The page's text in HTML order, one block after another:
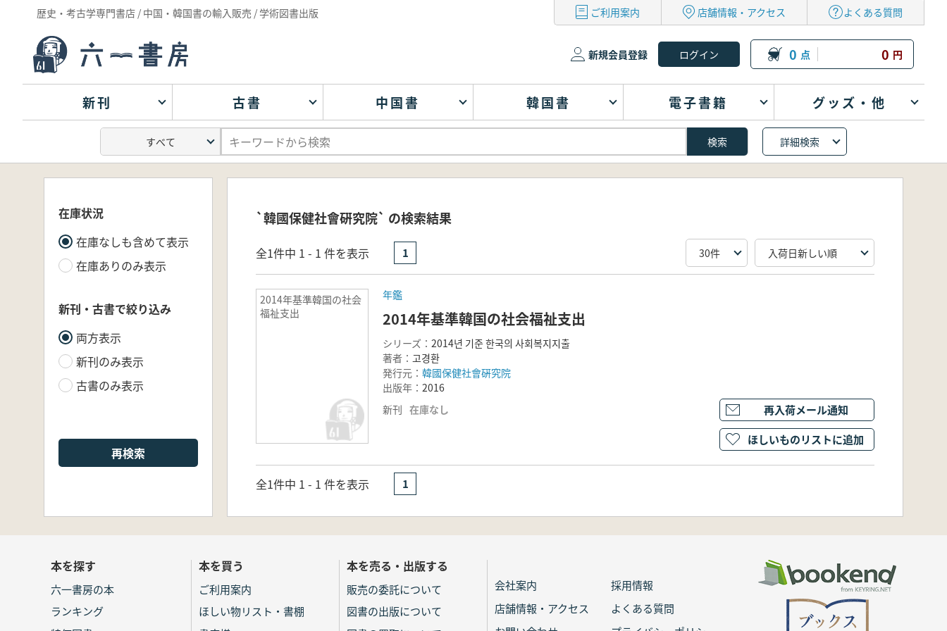
歴史・考古学専門書店 / 中国・韓国書の輸入販売 / 学術図書出版 ご利用案内 店舗情報・アクセス よくある質問
新規会員登録 0 点 0 円
新刊 古書 中国書 韓国書 電子書籍 グッズ・他
詳細検索
在庫状況
在庫なしも含めて表示
在庫ありのみ表示
新刊・古書で絞り込み
両方表示
新刊のみ表示
古書のみ表示
再検索
`韓國保健社會硏究院` の検索結果
全1件中 1 - 1 件を表示 1
2014年基準韓国の社会
福祉支出
年鑑
2014年基準韓国の社会福祉支出
シリーズ： 2014년 기준 한국의 사회복지지출
著者： 고경환
発行元： 韓國保健社會硏究院
出版年： 2016
新刊 在庫なし
再入荷メール通知
ほしいものリストに追加
全1件中 1 - 1 件を表示 1
本を探す
六一書房の本
ランキング
本を買う
ご利用案内
ほしい物リスト・書棚
本を売る・出版する
販売の委託について
図書の出版について
会社案内
採用情報
店舗情報・アクセス
よくある質問